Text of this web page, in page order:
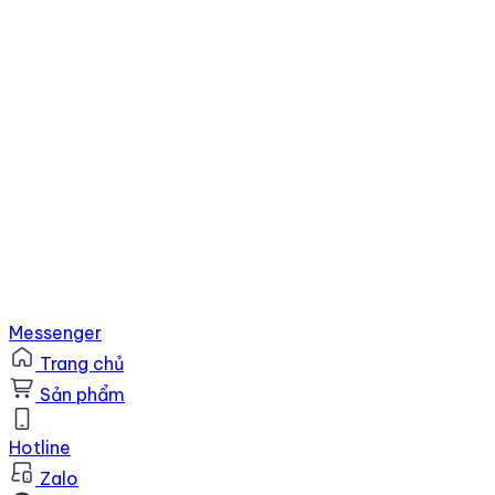
Messenger
Trang chủ
Sản phẩm
Hotline
Zalo